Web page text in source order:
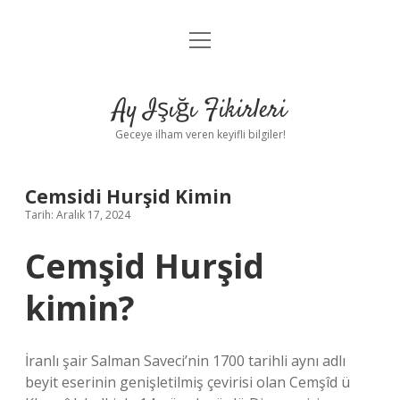
Anasayfa
Yasal Uyarı
menüyü
Ay Işığı Fikirleri
Geceye ilham veren keyifli bilgiler!
Cemsidi Hurşid Kimin
Tarih: Aralık 17, 2024
Cemşid Hurşid
kimin?
İranlı şair Salman Saveci’nin 1700 tarihli aynı adlı
beyit eserinin genişletilmiş çevirisi olan Cemşîd ü